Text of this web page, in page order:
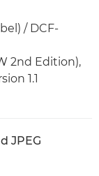
/ DCF-
2nd Edition),
1.1
JPEG